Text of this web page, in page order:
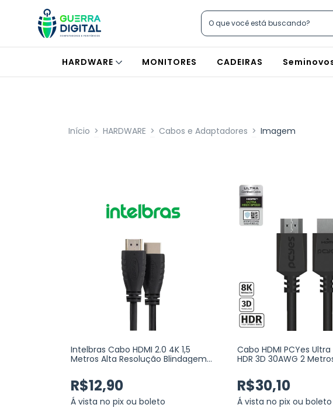
HARDWARE MONITORES CADEIRAS
Início > HARDWARE > Cabos e Adaptadores > Imagem
Intelbras Cabo HDMI 2.0 4K 1,5
Metros Alta Resolução Blindagem
R$12,90
Á vista no pix ou boleto
Cabo HDMI PCYes Ultra
HDR 3D 30AWG 2
R$30,10
Á vista no pix ou boleto